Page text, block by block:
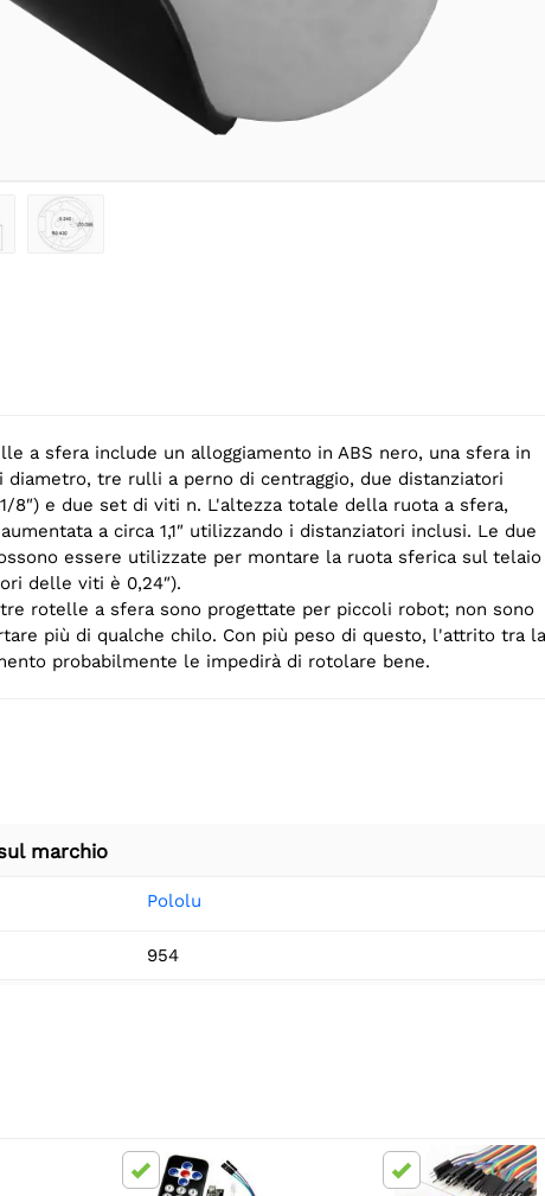
a sfera include un alloggiamento in ABS nero, una sfera in
diametro, tre rulli a perno di centraggio, due distanziatori
1/8″) e due set di viti n. L'altezza totale della ruota a sfera,
a circa 1,1″ utilizzando i distanziatori inclusi. Le due
essere utilizzate per montare la ruota sferica sul telaio
delle viti è 0,24″).
rotelle a sfera sono progettate per piccoli robot; non sono
più di qualche chilo. Con più peso di questo, l'attrito tra la
probabilmente le impedirà di rotolare bene.
marchio
Pololu
954